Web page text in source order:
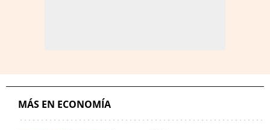
MÁS EN ECONOMÍA